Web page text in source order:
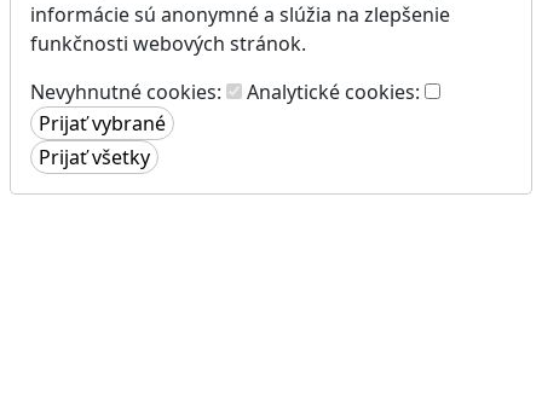
informácie sú anonymné a slúžia na zlepšenie
funkčnosti webových stránok.
Nevyhnutné cookies:
Analytické cookies: